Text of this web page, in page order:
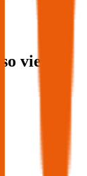
viel